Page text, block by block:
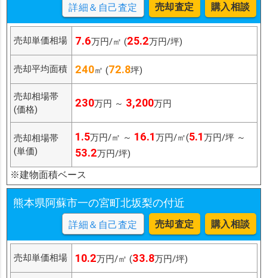
詳細＆自己査定 売却査定 購入相談
売却単価相場 7.6万円/㎡ (25.2万円/坪)
売却平均面積 240㎡ (72.8坪)
売却相場帯
(価格)
230万円 ～ 3,200万円
売却相場帯
(単価)
1.5万円/㎡ ～ 16.1万円/㎡(5.1万円/坪 ～
53.2万円/坪)
※建物面積ベース
熊本県阿蘇市一の宮町北坂梨の付近
詳細＆自己査定 売却査定 購入相談
売却単価相場 10.2万円/㎡ (33.8万円/坪)